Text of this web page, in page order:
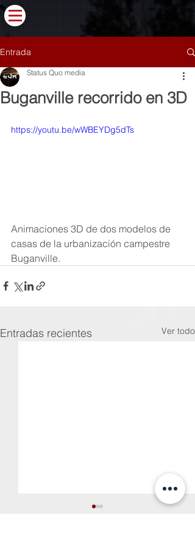
Entrada
Buganville recorrido en 3D
Status Quo media
https://youtu.be/wWBEYDg5dTs
Animaciones 3D de dos modelos de
casas de la urbanización campestre
Buganville.
Entradas recientes Ver todo